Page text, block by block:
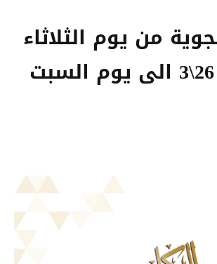
من يوم الثلاثاء
الموافق 26\3 الى يوم السبت